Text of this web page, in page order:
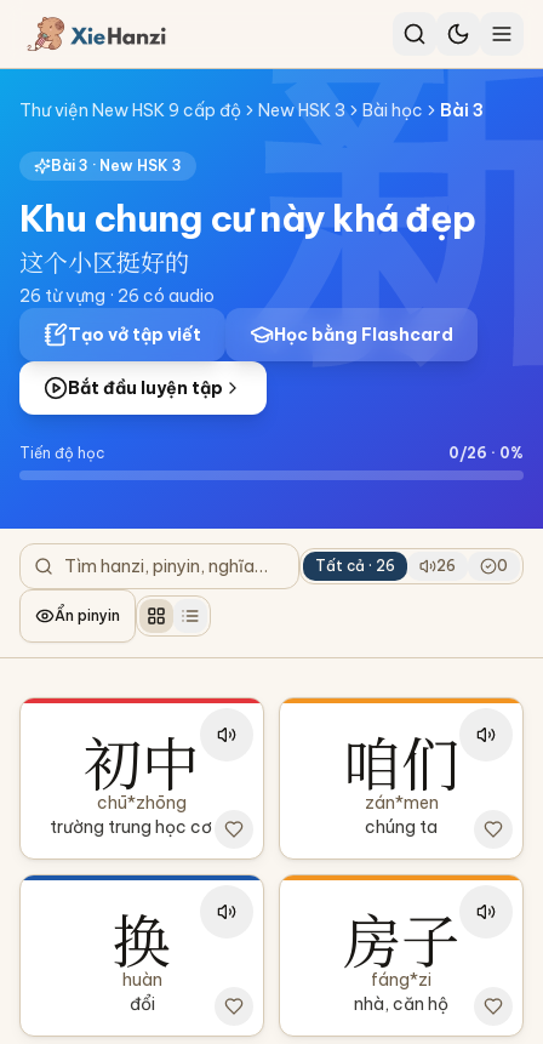
Thư viện New HSK 9 cấp độ New HSK 3 Bài học Bài 3
Bài 3 · New HSK 3
Khu chung cư này khá đẹp
这个小区挺好的
26 từ vựng · 26 có audio
Tạo vở tập viết
Học bằng Flashcard
Bắt đầu luyện tập
Tiến độ học 0/26 · 0%
Tất cả · 26 26 0
Ẩn pinyin
初中
chū*zhōng
trường trung học cơ sở
咱们
zán*men
chúng ta
换
huàn
đổi
房子
fáng*zi
nhà, căn hộ